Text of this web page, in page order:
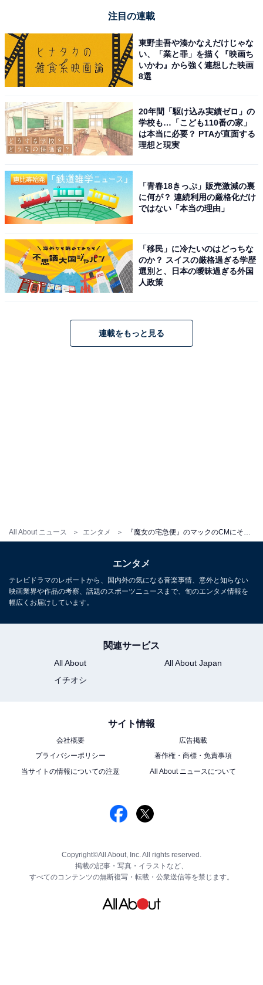
All About ニュース エンタメ 『魔女の宅急便』のマックのCMにそっくり？ 映画『化け猫あんずちゃん』のかわいいだけじゃない魅力
注目の連載
東野圭吾や湊かなえだけじゃな
い、「業と罪」を描く『映画ち
いかわ』から強く連想した映画
8選
20年間「駆け込み実績ゼロ」の
学校も…「こども110番の家」
は本当に必要？ PTAが直面する
理想と現実
「青春18きっぷ」販売激減の裏
に何が？ 連続利用の厳格化だけ
ではない「本当の理由」
「移民」に冷たいのはどっちな
のか？ スイスの厳格過ぎる学歴
選別と、日本の曖昧過ぎる外国
人政策
連載をもっと見る
エンタメ
テレビドラマのレポートから、国内外の気になる音楽事情、意外と知らない
映画業界や作品の考察、話題のスポーツニュースまで、旬のエンタメ情報を
幅広くお届けしています。
関連サービス
All About
All About Japan
イチオシ
サイト情報
会社概要
広告掲載
プライバシーポリシー
著作権・商標・免責事項
当サイトの情報についての注意
All About ニュースについて
Copyright©All About, Inc. All rights reserved.
掲載の記事・写真・イラストなど、
すべてのコンテンツの無断複写・転載・公衆送信等を禁じます。